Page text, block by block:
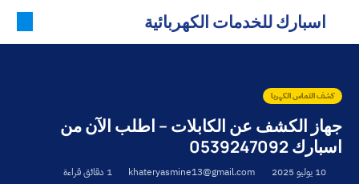
اسبارك للخدمات الكهربائية
كشف التماس الكهربا
جهاز الكشف عن الكابلات – اطلب الآن من
اسبارك 0539247092
10 يوليو 2025 khateryasmine13@gmail.com 1 دقائق قراءة